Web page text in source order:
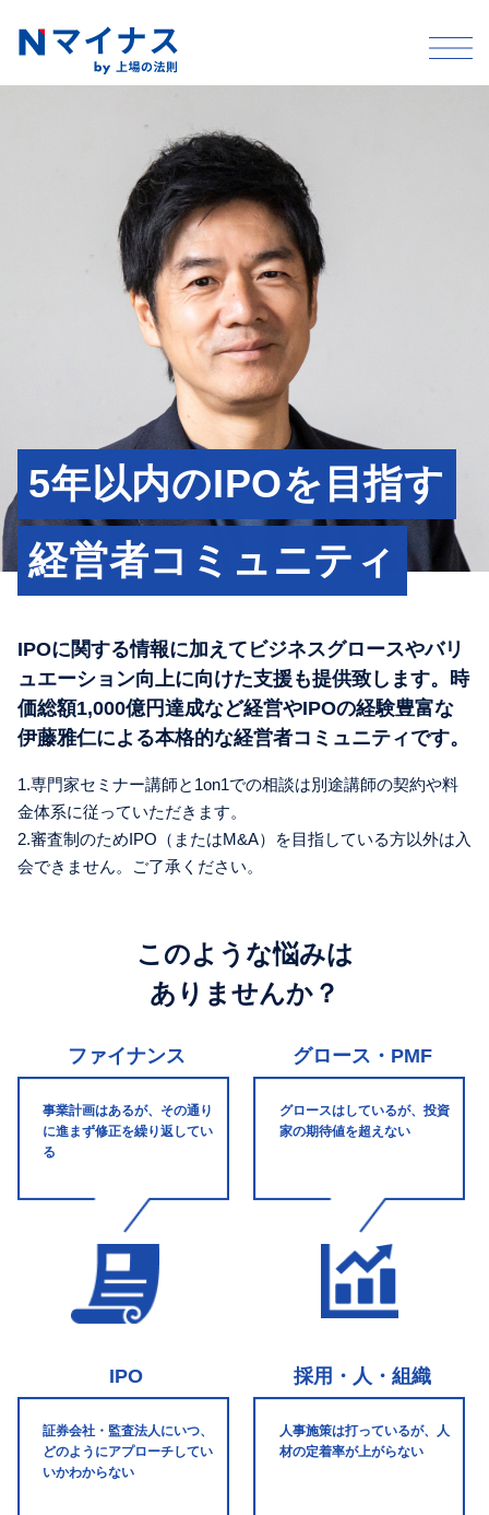
5年以内のIPOを目指す
経営者コミュニティ
IPOに関する情報に加えてビジネスグロースやバリ
ュエーション向上に向けた支援も提供致します。時
価総額1,000億円達成など経営やIPOの経験豊富な
伊藤雅仁による本格的な経営者コミュニティです。
1.専門家セミナー講師と1on1での相談は別途講師の契約や料
金体系に従っていただきます。
2.審査制のためIPO（またはM&A）を目指している方以外は入
会できません。ご了承ください。
このような悩みは
ありませんか？
ファイナンス
事業計画はあるが、その通り
に進まず修正を繰り返してい
る
グロース・PMF
グロースはしているが、投資
家の期待値を超えない
IPO
証券会社・監査法人にいつ、
どのようにアプローチしてい
いかわからない
採用・人・組織
人事施策は打っているが、人
材の定着率が上がらない